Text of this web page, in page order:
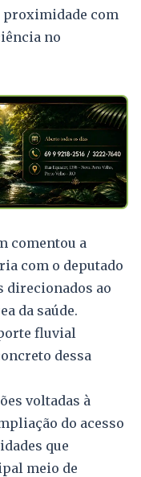
com
no
comentou a
com o deputado
direcionados ao
da saúde.
fluvial
dessa
voltadas à
do acesso
que
meio de